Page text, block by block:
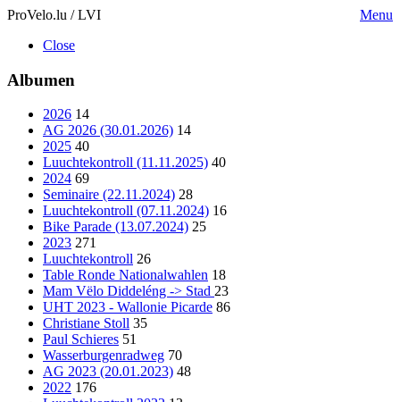
ProVelo.lu / LVI
Menu
Close
Albumen
2026 14
AG 2026 (30.01.2026) 14
2025 40
Luuchtekontroll (11.11.2025) 40
2024 69
Seminaire (22.11.2024) 28
Luuchtekontroll (07.11.2024) 16
Bike Parade (13.07.2024) 25
2023 271
Luuchtekontroll 26
Table Ronde Nationalwahlen 18
Mam Vëlo Diddeléng -> Stad 23
UHT 2023 - Wallonie Picarde 86
Christiane Stoll 35
Paul Schieres 51
Wasserburgenradweg 70
AG 2023 (20.01.2023) 48
2022 176